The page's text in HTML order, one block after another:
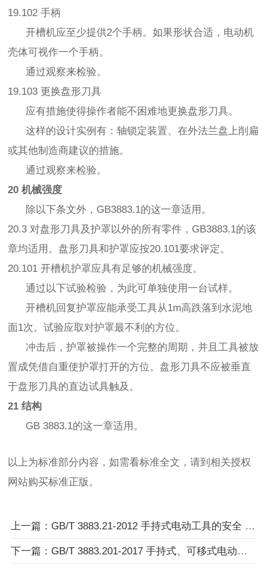
19.102 手柄
开槽机应至少提供2个手柄。如果形状合适，电动机
壳体可视作一个手柄。
通过观察来检验。
19.103 更换盘形刀具
应有措施使得操作者能不困难地更换盘形刀具。
这样的设计实例有：轴锁定装置、在外法兰盘上削扁
或其他制造商建议的措施。
通过观察来检验。
20 机械强度
除以下条文外，GB3883.1的这一章适用。
20.3 对盘形刀具及护罩以外的所有零件，GB3883.1的该
章均适用。盘形刀具和护罩应按20.101要求评定。
20.101 开槽机护罩应具有足够的机械强度。
通过以下试验检验，为此可单独使用一台试样。
开槽机回复护罩应能承受工具从1m高跌落到水泥地
面1次。试验应取对护罩最不利的方位。
冲击后，护罩被操作一个完整的周期，并且工具被放
置成凭借自重使护罩打开的方位。盘形刀具不应被垂直
于盘形刀具的直边试具触及。
21 结构
GB 3883.1的这一章适用。
以上为标准部分内容，如需看标准全文，请到相关授权
网站购买标准正版。
上一篇：GB/T 3883.21-2012 手持式电动工具的安全 第2部分：带锯的专用要求
下一篇：GB/T 3883.201-2017 手持式、可移式电动工具和园林工具的安全 第2部分：电钻和冲击电钻的专用要求